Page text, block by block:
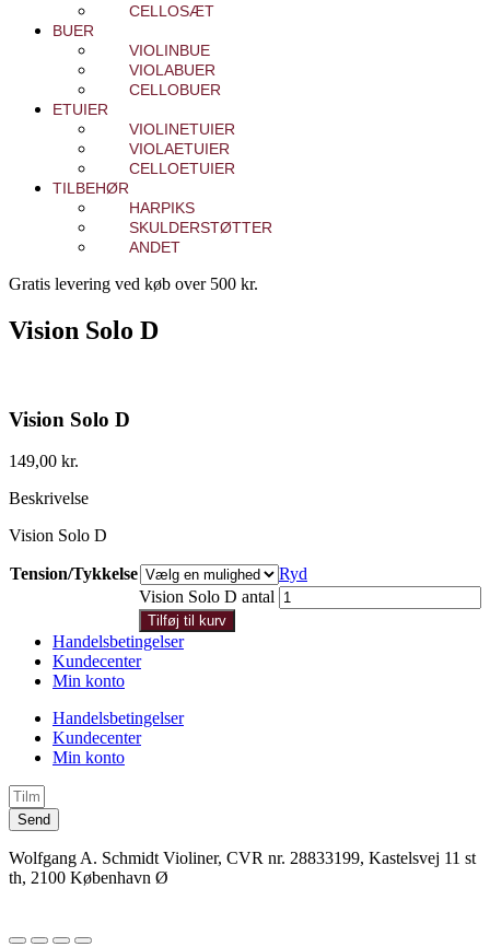
CELLOSÆT
BUER
VIOLINBUE
VIOLABUER
CELLOBUER
ETUIER
VIOLINETUIER
VIOLAETUIER
CELLOETUIER
TILBEHØR
HARPIKS
SKULDERSTØTTER
ANDET
Gratis levering ved køb over 500 kr.
Vision Solo D
Vision Solo D
149,00 kr.
Beskrivelse
Vision Solo D
Tension/Tykkelse
Ryd
Vision Solo D antal
Tilføj til kurv
Handelsbetingelser
Kundecenter
Min konto
Handelsbetingelser
Kundecenter
Min konto
Send
Wolfgang A. Schmidt Violiner, CVR nr. 28833199, Kastelsvej 11 st
th, 2100 København Ø